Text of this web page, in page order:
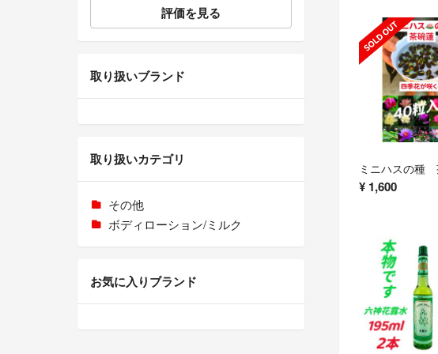
¥ 1,600
評価を見る
取り扱いブランド
取り扱いカテゴリ
その他
ボディローション/ミルク
お気に入りブランド